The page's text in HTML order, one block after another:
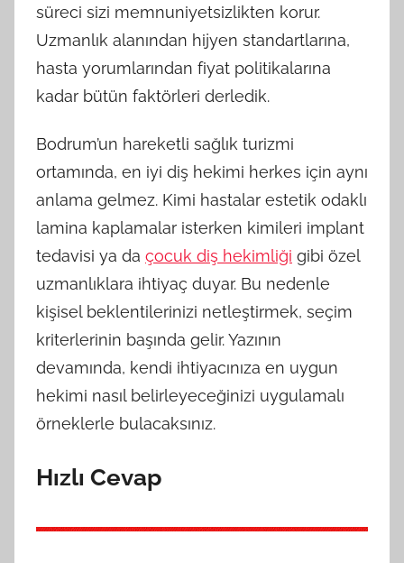
süreci sizi memnuniyetsizlikten korur.
Uzmanlık alanından hijyen standartlarına,
hasta yorumlarından fiyat politikalarına
kadar bütün faktörleri derledik.
Bodrum’un hareketli sağlık turizmi
ortamında, en iyi diş hekimi herkes için aynı
anlama gelmez. Kimi hastalar estetik odaklı
lamina kaplamalar isterken kimileri implant
tedavisi ya da çocuk diş hekimliği gibi özel
uzmanlıklara ihtiyaç duyar. Bu nedenle
kişisel beklentilerinizi netleştirmek, seçim
kriterlerinin başında gelir. Yazının
devamında, kendi ihtiyacınıza en uygun
hekimi nasıl belirleyeceğinizi uygulamalı
örneklerle bulacaksınız.
Hızlı Cevap